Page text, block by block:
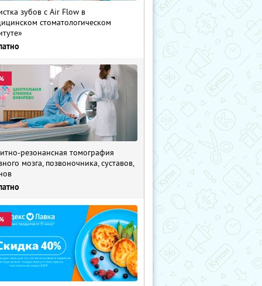
зубов с Air Flow в
стоматологическом
резонансная томография
мозга, позвоночника, суставов,